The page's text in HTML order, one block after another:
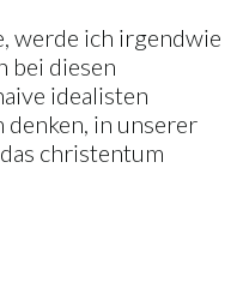
werde ich irgendwie
bei diesen
idealisten
denken, in unserer
christentum